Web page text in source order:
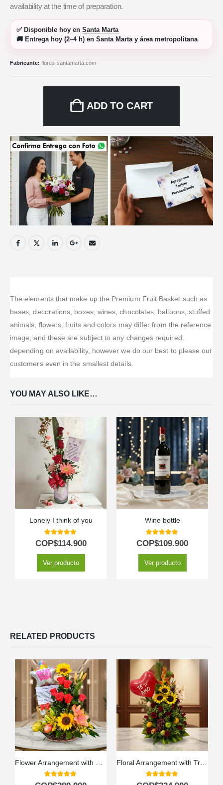
availability at the time of preparation.
✅ Disponible hoy en Santa Marta
🚚 Entrega hoy (2–4 h) en Santa Marta y área metropolitana
Fabricante: flores-santamarta.com
ADD TO CART
The elements that make up the Premium Fruit Basket such as
bases, decorations, boxes, wines, chocolates, balloons, stuffed
animals, flowers, fruits and colors may differ from the reference
image, and these are subject to any changes required.
depending on availability, however we do our best to please our
customers even in the smallest details.
YOU MAY ALSO LIKE…
Lonely I think of you
5.00out of 5
COP$114.900
Ver producto
Wine bottle
5.00out of 5
COP$109.900
Ver producto
RELATED PRODUCTS
5.00out of 5 5.00out of 5